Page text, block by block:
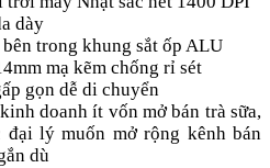
dày
trong khung sắt ốp ALU
mạ kẽm chống rỉ sét
gọn dễ di chuyển
doanh ít vốn mở bán trà sữa,
đại lý muốn mở rộng kênh bán
dù